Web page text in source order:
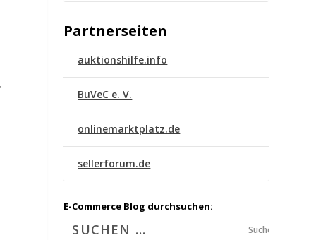
Partnerseiten
auktionshilfe.info
BuVeC e. V.
onlinemarktplatz.de
sellerforum.de
E-Commerce Blog durchsuchen:
Suchen